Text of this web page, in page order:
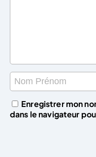
Enregistrer mon
dans le navigateur